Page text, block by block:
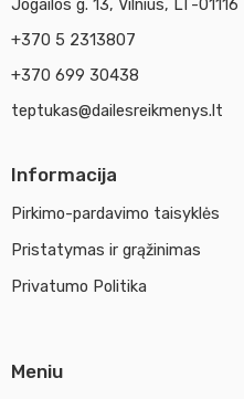
Jogailos g. 13, Vilnius, LT-01116
+370 5 2313807
+370 699 30438
teptukas@dailesreikmenys.lt
Informacija
Pirkimo-pardavimo taisyklės
Pristatymas ir grąžinimas
Privatumo Politika
Meniu